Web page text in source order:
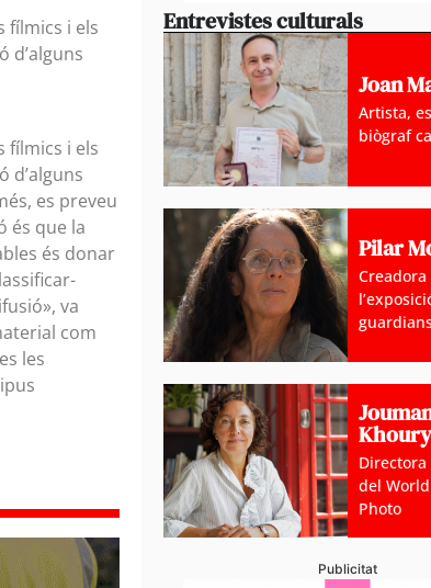
fílmics i els
d’alguns
fílmics i els
d’alguns
es preveu
és que la
és donar
va
com
les
Entrevistes culturals
Joan
Artista,
biògraf
Pilar
Creadora
Directora
del
Photo
Publicitat